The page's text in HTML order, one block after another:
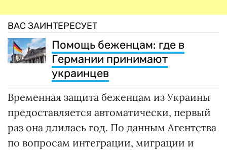
ВАС ЗАИНТЕРЕСУЕТ
Помощь беженцам: где в
Германии принимают
украинцев
Временная защита беженцам из Украины
предоставляется автоматически, первый
раз она длилась год. По данным Агентства
по вопросам интеграции, миграции и